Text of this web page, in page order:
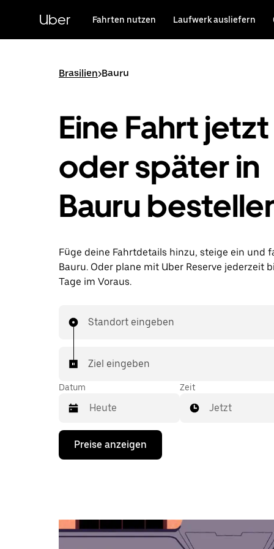
HauptinhaltUber Fahrten nutzen Laufwerk ausliefern
Brasilien>Bauru
Eine Fahrt jetzt
oder später in
Bauru
Füge deine Fahrtdetails hinzu, steige ein und
Bauru. Oder plane mit Uber Reserve jederzeit
Tage im Voraus.
Standort eingeben
Ziel eingeben
Datum
Drücke
Nach-
Kalender
zu
Zeit
Jetzt
Preise anzeigen